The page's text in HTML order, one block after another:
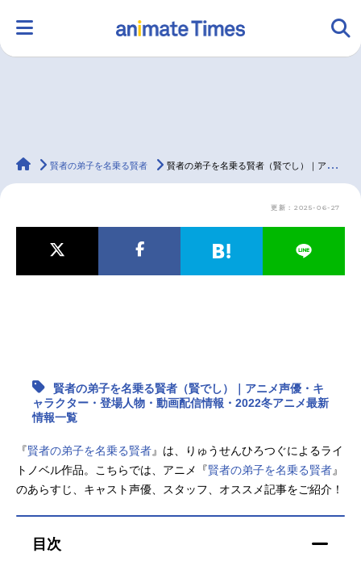
ラジオ みんなの声 グッズ 映画
マンガ・ラノベ ゲーム・アプリ 音楽 コスプレ
アニメ映画一覧 実写化映画一覧
今期アニメ曜日別一覧
春アニメ 夏アニメ
秋アニメ 冬アニメ
animateTimes
賢者の弟子を名乗る賢者 賢者の弟子を名乗る賢者（賢でし）｜アニメ声優・キャラクター・登場人物・動画配信情報・2022冬アニメ最新情報一覧
更新：2025-06-27
賢者の弟子を名乗る賢者（賢でし）｜アニメ声優・キ
ャラクター・登場人物・動画配信情報・2022冬アニメ最新
情報一覧
『賢者の弟子を名乗る賢者』は、りゅうせんひろつぐによるライ
トノベル作品。こちらでは、アニメ『賢者の弟子を名乗る賢者』
のあらすじ、キャスト声優、スタッフ、オススメ記事をご紹介！
目次